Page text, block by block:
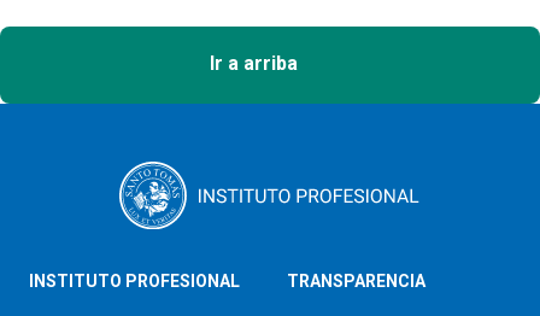
Ir a arriba
INSTITUTO PROFESIONAL TRANSPARENCIA